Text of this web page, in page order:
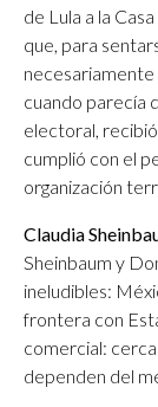
de Lula a la
que, para
necesariamente
cuando parecía
electoral,
cumplió con el
organización
Claudia
Sheinbaum y
ineludibles:
frontera con
comercial:
dependen del